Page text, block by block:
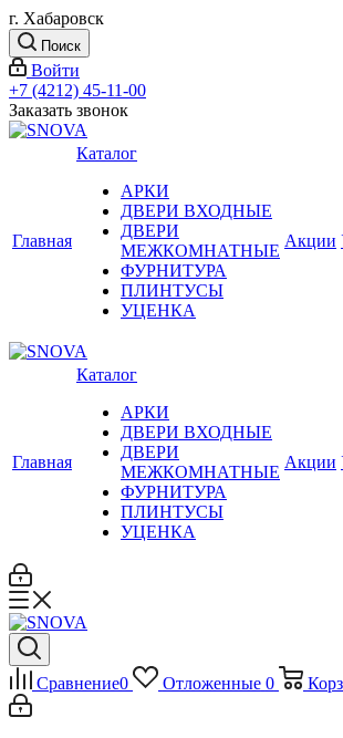
г. Хабаровск
Поиск
Войти
+7 (4212) 45-11-00
Заказать звонок
Главная
Каталог
АРКИ
ДВЕРИ ВХОДНЫЕ
ДВЕРИ
МЕЖКОМНАТНЫЕ
ФУРНИТУРА
ПЛИНТУСЫ
УЦЕНКА
Акции
Главная
Каталог
АРКИ
ДВЕРИ ВХОДНЫЕ
ДВЕРИ
МЕЖКОМНАТНЫЕ
ФУРНИТУРА
ПЛИНТУСЫ
УЦЕНКА
Акции
Сравнение0 Отложенные 0